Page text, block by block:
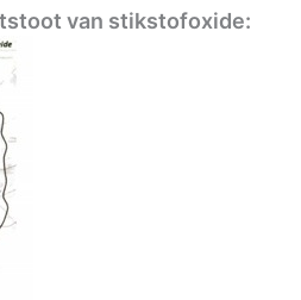
van stikstofoxide: